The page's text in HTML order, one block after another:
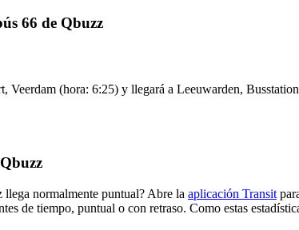
66 de Qbuzz
Veerdam (hora: 6:25) y llegará a Leeuwarden,
llega normalmente puntual? Abre la aplicación Transit
de tiempo, puntual o con retraso. Como estas